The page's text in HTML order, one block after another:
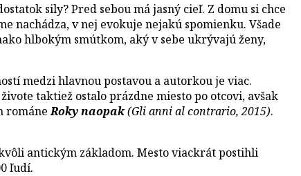
sily? Pred sebou má jasný cieľ. Z domu si chce
nachádza, v nej evokuje nejakú spomienku. Všade
hlbokým smútkom, aký v sebe ukrývajú ženy,
medzi hlavnou postavou a autorkou je viac.
taktiež ostalo prázdne miesto po otcovi, avšak
románeRoky naopak(Gli anni al contrario, 2015).
antickým základom. Mesto viackrát postihli
ľudí.